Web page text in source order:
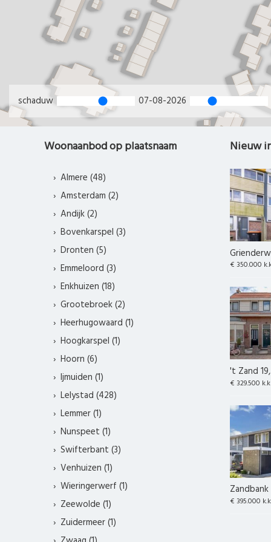
schaduw 07-08-2026
Woonaanbod op plaatsnaam
Almere (48)
Amsterdam (2)
Andijk (2)
Bovenkarspel (3)
Dronten (5)
Emmeloord (3)
Enkhuizen (18)
Grootebroek (2)
Heerhugowaard (1)
Hoogkarspel (1)
Hoorn (6)
Ijmuiden (1)
Lelystad (428)
Lemmer (1)
Nunspeet (1)
Swifterbant (3)
Venhuizen (1)
Wieringerwerf (1)
Zeewolde (1)
Zuidermeer (1)
Nieuw
€ 350.000
't Zand
€ 329.500 k.k
€ 395.000 k.k